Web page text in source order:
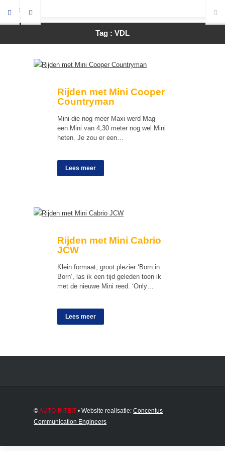
Tag : VDL
Rijden met Mini Cooper
Countryman
Mini die nog meer Maxi werd Mag
een Mini van 4,30 meter nog wel Mini
heten. Je zou er een…
Lees meer
Rijden met Mini Cabrio
JCW
Klein formaat, groot plezier ‘Born in
Born’, las ik een tijd geleden toen ik
met de nieuwe Mini reed. ‘Only…
Lees meer
©AUTO-RITEIT • Website realisatie:Concentus
Communication Engineers